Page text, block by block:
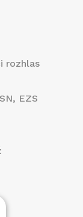
rozhlas
EZS